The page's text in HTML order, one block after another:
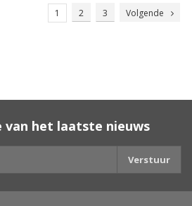
1 2 3 Volgende
het laatste nieuws
Verstuur